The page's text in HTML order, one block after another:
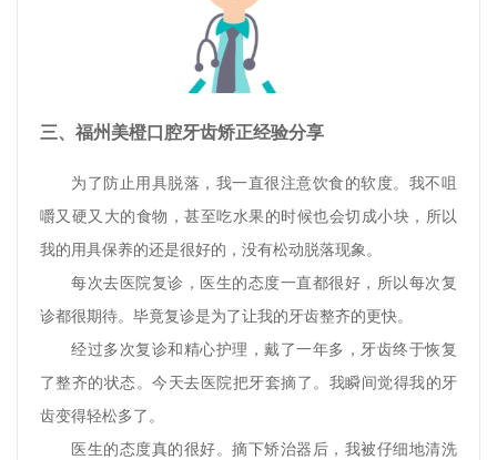
三、福州美橙口腔牙齿矫正经验分享
为了防止用具脱落，我一直很注意饮食的软度。我不咀
嚼又硬又大的食物，甚至吃水果的时候也会切成小块，所以
我的用具保养的还是很好的，没有松动脱落现象。
每次去医院复诊，医生的态度一直都很好，所以每次复
诊都很期待。毕竟复诊是为了让我的牙齿整齐的更快。
经过多次复诊和精心护理，戴了一年多，牙齿终于恢复
了整齐的状态。今天去医院把牙套摘了。我瞬间觉得我的牙
齿变得轻松多了。
医生的态度真的很好。摘下矫治器后，我被仔细地清洗